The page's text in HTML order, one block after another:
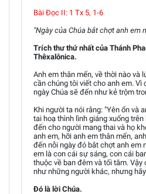
Bài Ðọc II: 1 Tx 5, 1-6
"Ngày của Chúa bắt chợt anh em
Trích thư thứ nhất của Thánh
Thêxalônica.
Anh em thân mến, về thời nào và
cần chúng tôi viết cho anh em. Vì
ngày Chúa sẽ đến như kẻ trộm
Khi người ta nói rằng: "Yên ổn và
tai hoạ thình lình giáng xuống
đến cho người mang thai và họ
anh em, hỡi anh em thân mến,
đến nỗi ngày đó bắt chợt anh em
em là con cái sự sáng, con cái
thuộc về ban đêm và tối tăm.
như những người khác, nhưng
Ðó là lời Chúa.